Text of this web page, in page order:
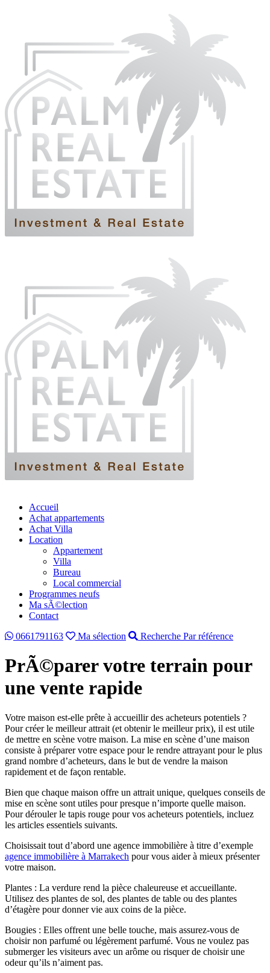
Accueil
Achat appartements
Achat Villa
Location
Appartement
Villa
Bureau
Local commercial
Programmes neufs
Ma sÃ©lection
Contact
0661791163
Ma sélection Recherche Par référence
PrÃ©parer votre terrain pour
une vente rapide
Votre maison est-elle prête à accueillir des acheteurs potentiels ?
Pour créer le meilleur attrait (et obtenir le meilleur prix), il est utile
de mettre en scène votre maison. La mise en scène d’une maison
consiste à préparer votre espace pour le rendre attrayant pour le plus
grand nombre d’acheteurs, dans le but de vendre la maison
rapidement et de façon rentable.
Bien que chaque maison offre un attrait unique, quelques conseils de
mise en scène sont utiles pour presque n’importe quelle maison.
Pour dérouler le tapis rouge pour vos acheteurs potentiels, incluez
les articles essentiels suivants.
Choisissait tout d’abord une agence immobilière à titre d’exemple
agence immobilière à Marrakech pour vous aider à mieux présenter
votre maison.
Plantes : La verdure rend la pièce chaleureuse et accueillante.
Utilisez des plantes de sol, des plantes de table ou des plantes
d’étagère pour donner vie aux coins de la pièce.
Bougies : Elles offrent une belle touche, mais assurez-vous de
choisir non parfumé ou légèrement parfumé. Vous ne voulez pas
submerger les visiteurs avec un arôme ou risquer de choisir une
odeur qu’ils n’aiment pas.